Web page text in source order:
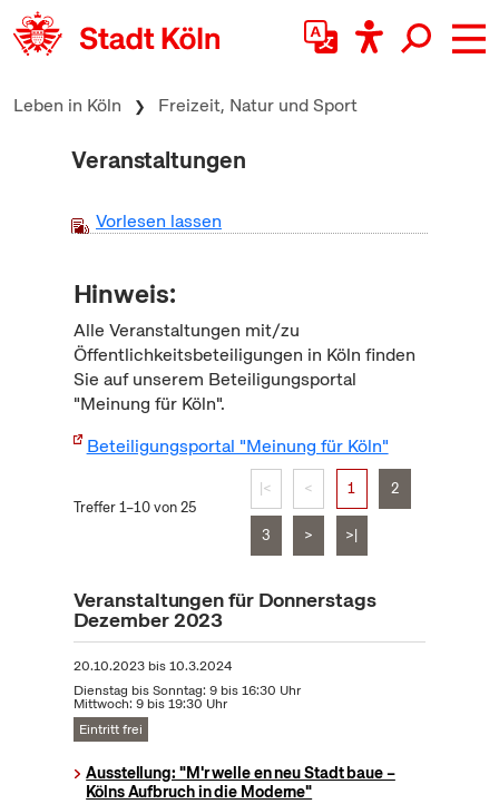
zum Inhalt springen
Leben in Köln Freizeit, Natur und Sport
Veranstaltungen
Vorlesen lassen
Hinweis:
Alle Veranstaltungen mit/zu
Öffentlichkeitsbeteiligungen in Köln finden
Sie auf unserem Beteiligungsportal
"Meinung für Köln".
Beteiligungsportal "Meinung für Köln"
Treffer 1–10 von 25
|< < 1 2
3 > >|
Veranstaltungen für Donnerstags
Dezember 2023
20.10.2023bis10.3.2024
Dienstag bis Sonntag: 9 bis 16:30 Uhr
Mittwoch: 9 bis 19:30 Uhr
Eintritt frei
Ausstellung: "M'r welle en neu Stadt baue –
Kölns Aufbruch in die Moderne"